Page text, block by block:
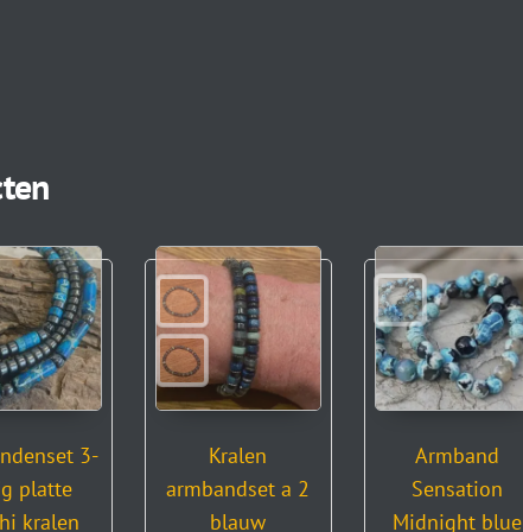
3-
platte
kralen
Kralen
armbandset a 2
blauw
Armband
Sensation
Midnight blue